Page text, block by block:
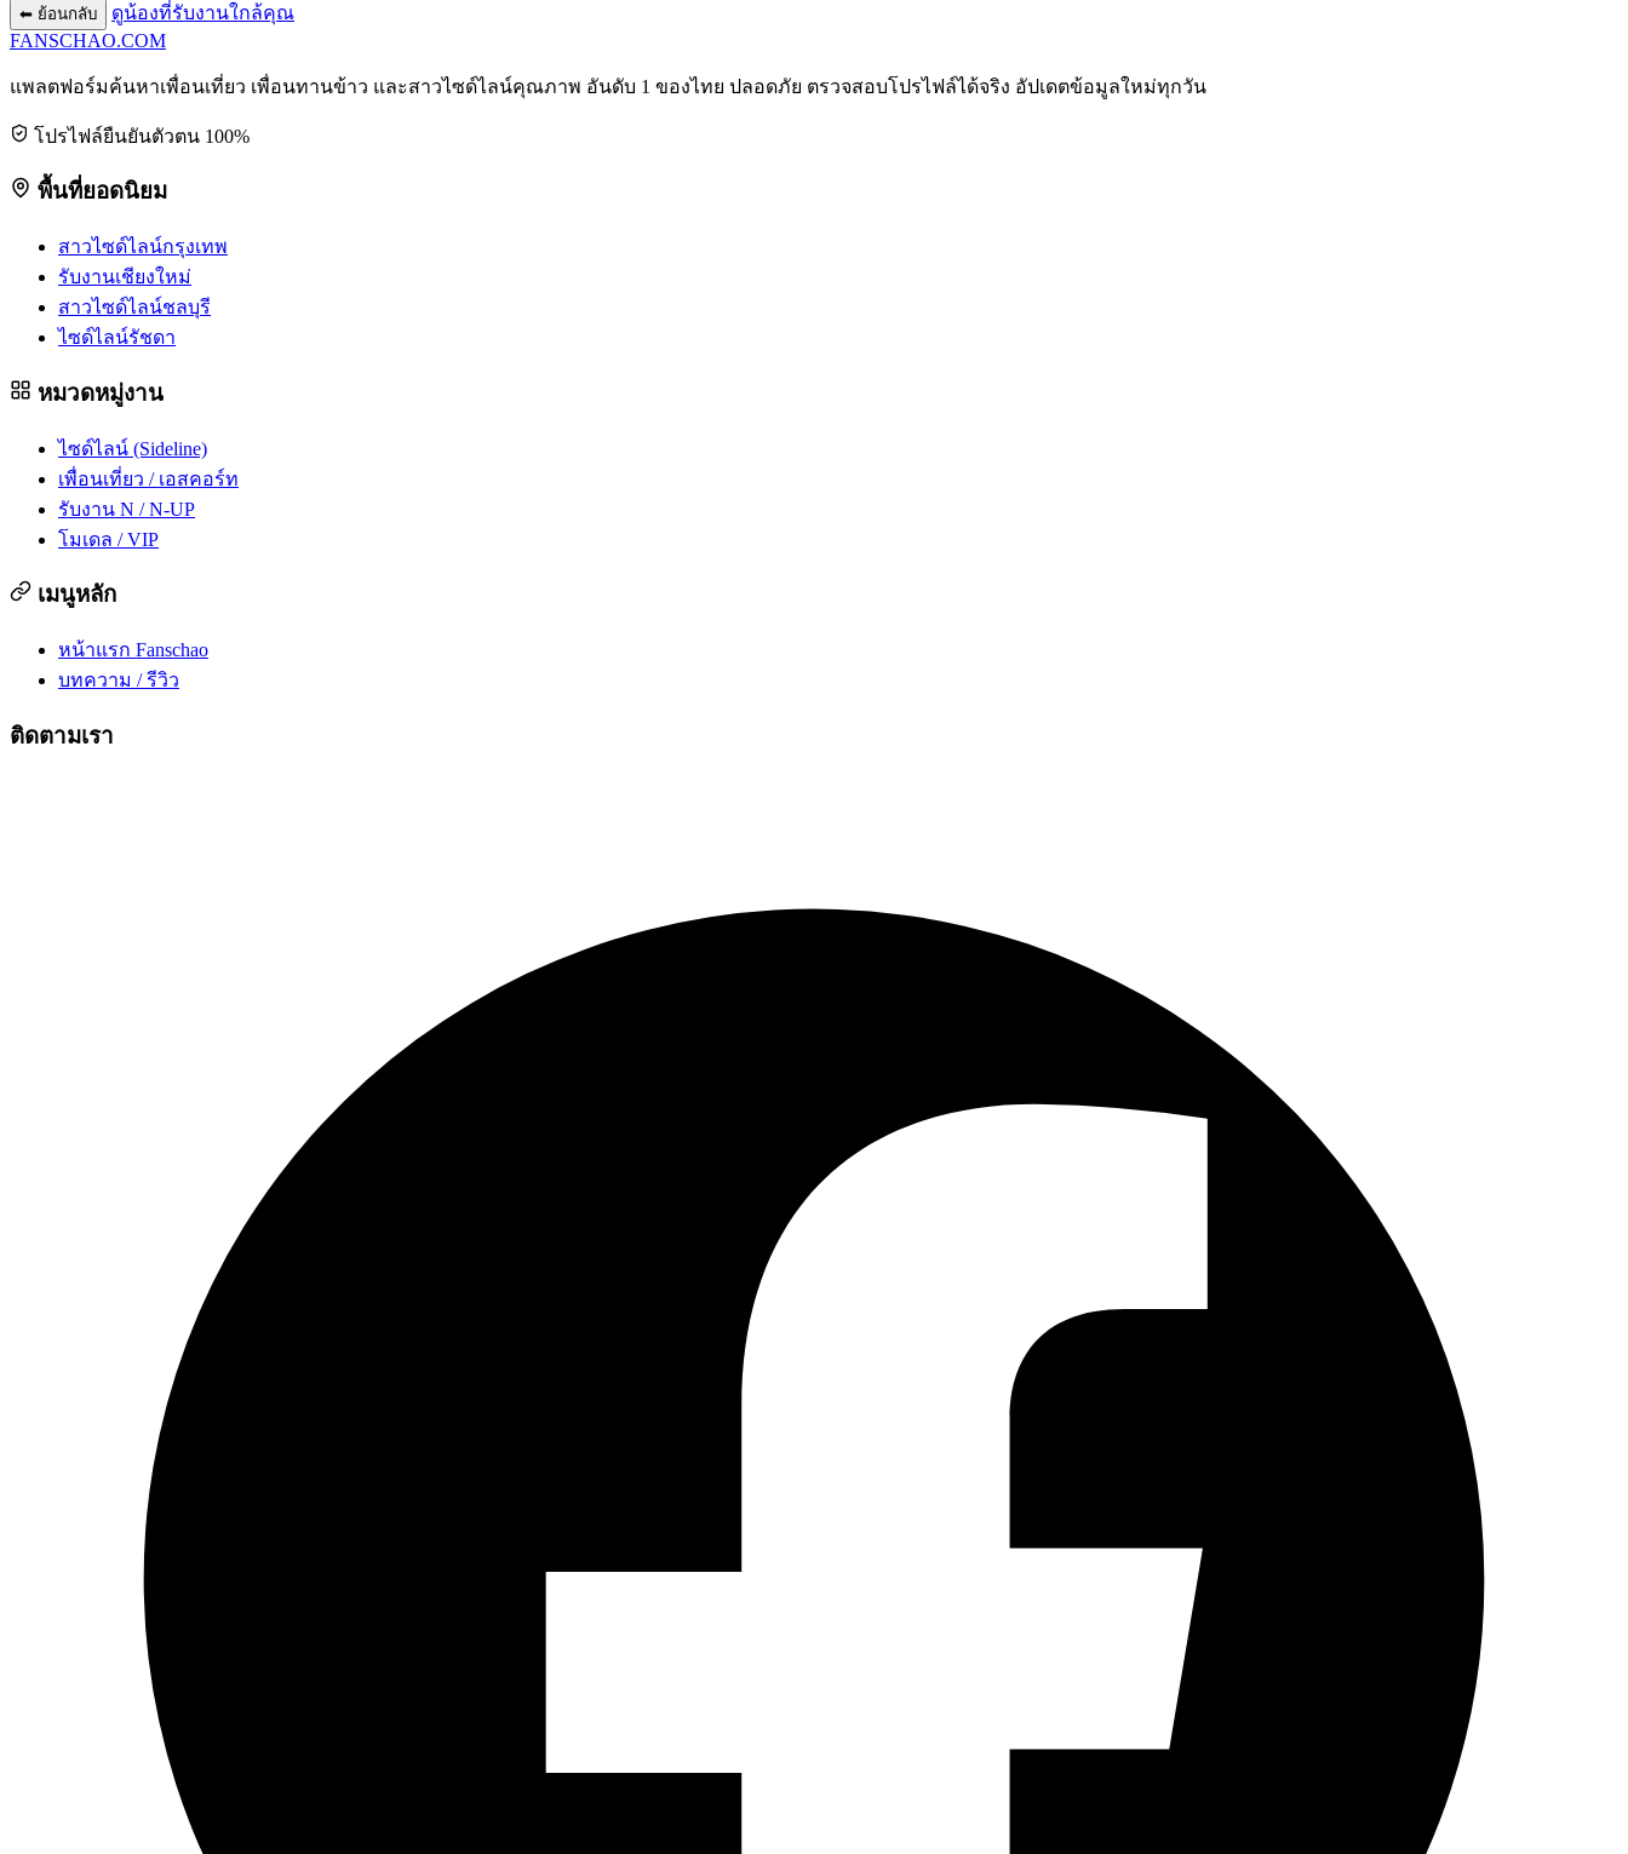
⬅ ย้อนกลับ
ดูน้องที่รับงานใกล้คุณ
FANSCHAO.COM
แพลตฟอร์มค้นหาเพื่อนเที่ยว เพื่อนทานข้าว และสาวไซด์ไลน์คุณภาพ อันดับ 1 ของไทย ปลอดภัย ตรวจสอบโปรไฟล์ได้จริง อัปเดตข้อมูลใหม่ทุกวัน
โปรไฟล์ยืนยันตัวตน 100%
พื้นที่ยอดนิยม
สาวไซด์ไลน์กรุงเทพ
รับงานเชียงใหม่
สาวไซด์ไลน์ชลบุรี
ไซด์ไลน์รัชดา
หมวดหมู่งาน
ไซด์ไลน์ (Sideline)
เพื่อนเที่ยว / เอสคอร์ท
รับงาน N / N-UP
โมเดล / VIP
เมนูหลัก
หน้าแรก Fanschao
บทความ / รีวิว
ติดตามเรา